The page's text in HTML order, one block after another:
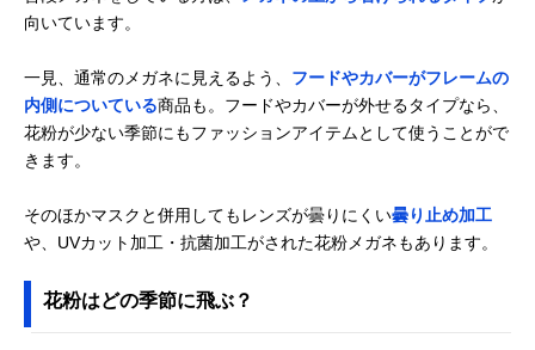
向いています。
一見、通常のメガネに見えるよう、 フードやカバーがフレームの
内側についている商品も。フードやカバーが外せるタイプなら、
花粉が少ない季節にもファッションアイテムとして使うことがで
きます。
そのほかマスクと併用してもレンズが曇りにくい曇り止め加工
や、UVカット加工・抗菌加工がされた花粉メガネもあります。
花粉はどの季節に飛ぶ？